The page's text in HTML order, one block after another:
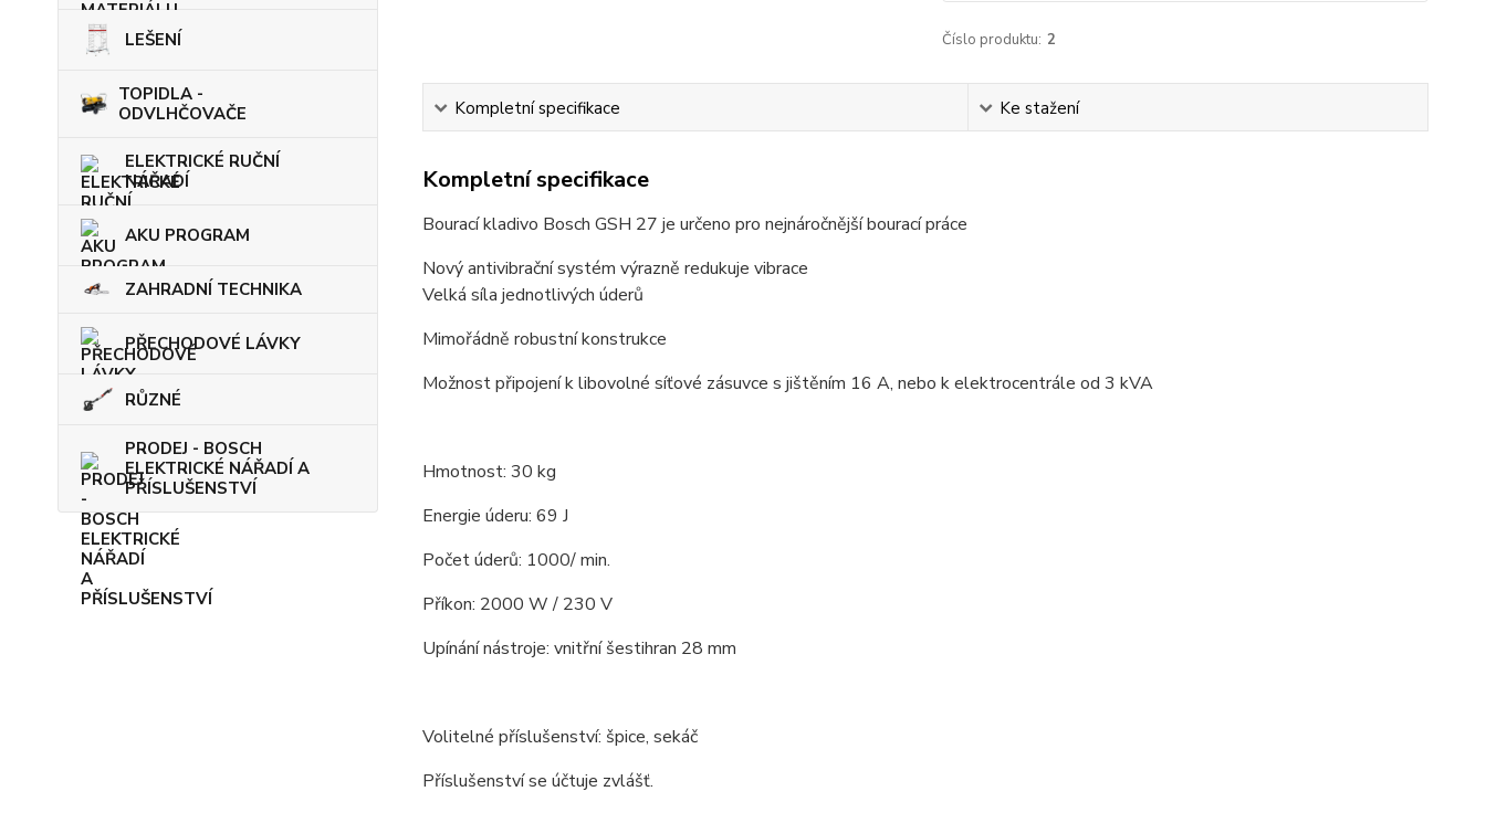
LEŠENÍ
TOPIDLA -
ODVLHČOVAČE
ELEKTRICKÉ RUČNÍ
NÁŘADÍ
AKU PROGRAM
ZAHRADNÍ TECHNIKA
PŘECHODOVÉ LÁVKY
RŮZNÉ
PRODEJ - BOSCH
ELEKTRICKÉ NÁŘADÍ A
PŘÍSLUŠENSTVÍ
Číslo produktu: 2
Kompletní specifikace Ke stažení
Kompletní specifikace
Bourací kladivo Bosch GSH 27 je určeno pro nejnáročnější bourací práce
Nový antivibrační systém výrazně redukuje vibrace
Velká síla jednotlivých úderů
Mimořádně robustní konstrukce
Možnost připojení k libovolné síťové zásuvce s jištěním 16 A, nebo k elektrocentrále od 3 kVA
Hmotnost: 30 kg
Energie úderu: 69 J
Počet úderů: 1000/ min.
Příkon: 2000 W / 230 V
Upínání nástroje: vnitřní šestihran 28 mm
Volitelné příslušenství: špice, sekáč
Příslušenství se účtuje zvlášť.